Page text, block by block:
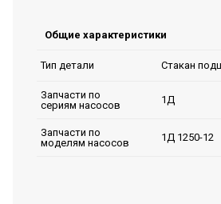
Общие характеристики
Тип детали Стакан
Запчасти по
сериям насосов
1Д
Запчасти по
моделям насосов
1Д 1250-12